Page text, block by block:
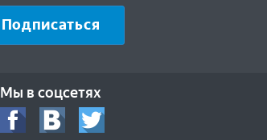
Мы в соцсетях